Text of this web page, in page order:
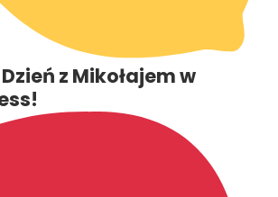
z Mikołajem w